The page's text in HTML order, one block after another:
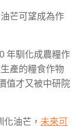
芒可望成為作
年馴化成農糧作
產的糧食作物
值才又被中研院
油芒， 未來可